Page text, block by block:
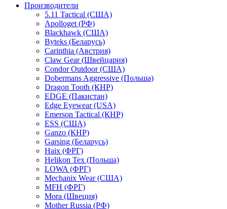
Производители
5.11 Tactical (США)
Apolloget (РФ)
Blackhawk (США)
Byteks (Беларусь)
Carinthia (Австрия)
Claw Gear (Швейцария)
Condor Outdoor (США)
Dobermans Aggressive (Польша)
Dragon Tooth (КНР)
EDGE (Пакистан)
Edge Eyewear (USA)
Emerson Tactical (КНР)
ESS (США)
Ganzo (КНР)
Garsing (Беларусь)
Haix (ФРГ)
Helikon Tex (Польша)
LOWA (ФРГ)
Mechanix Wear (США)
MFH (ФРГ)
Mora (Швеция)
Mother Russia (РФ)